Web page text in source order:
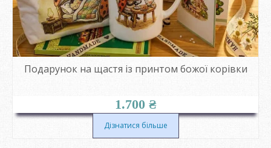
Подарунок на щастя із принтом божої корівки
1.700 ₴
Дізнатися більше